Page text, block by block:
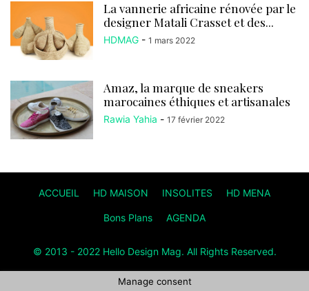
La vannerie africaine rénovée par le
designer Matali Crasset et des...
HDMAG - 1 mars 2022
Amaz, la marque de sneakers
marocaines éthiques et artisanales
Rawia Yahia - 17 février 2022
ACCUEIL HD MAISON INSOLITES HD MENA
Bons Plans AGENDA
© 2013 - 2022 Hello Design Mag. All Rights Reserved.
Manage consent